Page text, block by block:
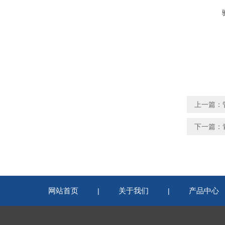
上一篇：
下一篇：
网站首页 | 关于我们 | 产品中心